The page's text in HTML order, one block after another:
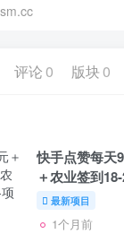
评论 0 版块 0
快手点赞每天
＋农业签到
最新项目
1个月前